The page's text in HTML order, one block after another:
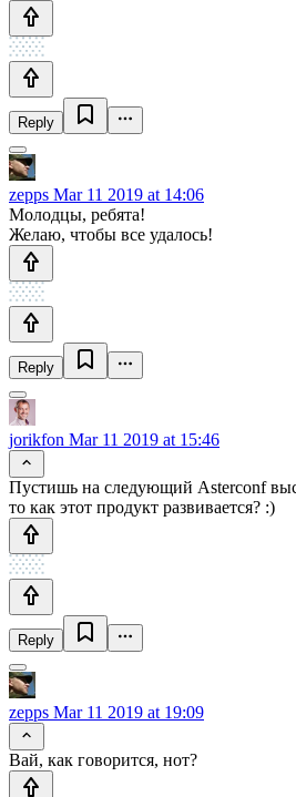
Reply
zepps Mar 11 2019 at 14:06
Молодцы, ребята!
Желаю, чтобы все удалось!
Reply
jorikfon Mar 11 2019 at 15:46
Пустишь на следующий Asterconf
то как этот продукт развивается? :)
Reply
zepps Mar 11 2019 at 19:09
Вай, как говорится, нот?